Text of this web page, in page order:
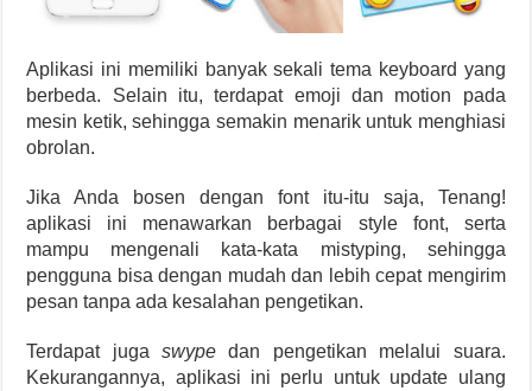
Aplikasi ini memiliki banyak sekali tema keyboard yang
berbeda. Selain itu, terdapat emoji dan motion pada
mesin ketik, sehingga semakin menarik untuk menghiasi
obrolan.
Jika Anda bosen dengan font itu-itu saja, Tenang!
aplikasi ini menawarkan berbagai style font, serta
mampu mengenali kata-kata mistyping, sehingga
pengguna bisa dengan mudah dan lebih cepat mengirim
pesan tanpa ada kesalahan pengetikan.
Terdapat jugaswype dan pengetikan melalui suara.
Kekurangannya, aplikasi ini perlu untuk update ulang